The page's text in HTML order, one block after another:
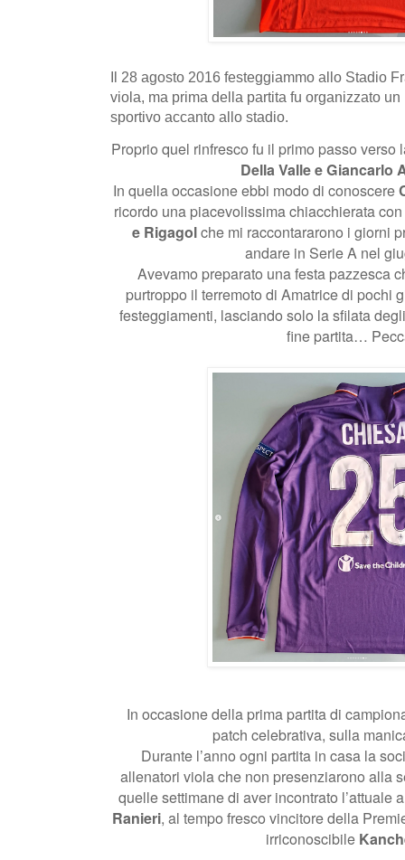
Il 28 agosto 2016 festeggiammo allo Stadio
viola, ma prima della partita fu organizzato
sportivo accanto allo stadio.
Proprio quel rinfresco fu il primo passo
Della Valle e Giancarlo
In quella occasione ebbi modo di conoscere
ricordo una piacevolissima chiacchierata
e Rigagolche mi raccontararono i giorni
andare in Serie A nel
Avevamo preparato una festa pazzesca
purtroppo il terremoto di Amatrice di pochi
festeggiamenti, lasciando solo la sfilata
fine partita…
In occasione della prima partita di
patch celebrativa, sulla
Durante l’anno ogni partita in casa la
allenatori viola che non presenziarono alla
quelle settimane di aver incontrato l’attuale
Ranieri, al tempo fresco vincitore della
irriconoscibile